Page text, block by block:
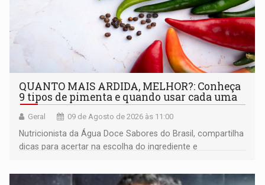
QUANTO MAIS ARDIDA, MELHOR?: Conheça
9 tipos de pimenta e quando usar cada uma
Geral 09 de Agosto de 2026 às 11:00
Nutricionista da Água Doce Sabores do Brasil, compartilha
dicas para acertar na escolha do ingrediente e